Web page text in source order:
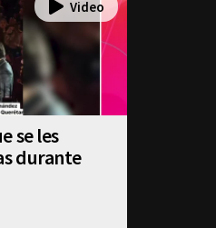
se les
durante